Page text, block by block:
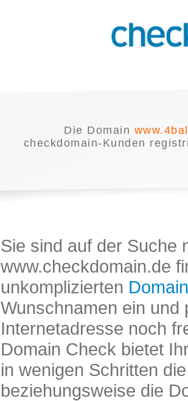
Die Domain
checkdomain-Kunden
Sie sind auf der Suche
www.checkdomain.de
unkomplizierten
Wunschnamen ein und
Internetadresse noch
Domain Check bietet
in wenigen Schritten
beziehungsweise die